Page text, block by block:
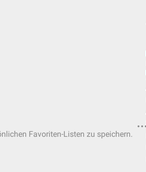
Favoriten-Listen zu speichern.